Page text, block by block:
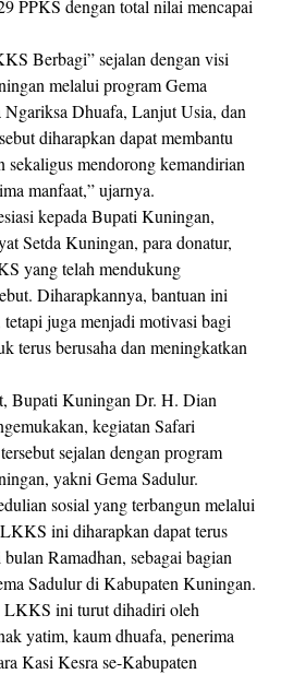
PPKS dengan total nilai mencapai
Berbagi” sejalan dengan visi
melalui program Gema
Ngariksa Dhuafa, Lanjut Usia, dan
diharapkan dapat membantu
sekaligus mendorong kemandirian
manfaat,” ujarnya.
kepada Bupati Kuningan,
Setda Kuningan, para donatur,
yang telah mendukung
Diharapkannya, bantuan ini
juga menjadi motivasi bagi
terus berusaha dan meningkatkan
Bupati Kuningan Dr. H. Dian
kegiatan Safari
sejalan dengan program
yakni Gema Sadulur.
sosial yang terbangun melalui
ini diharapkan dapat terus
Ramadhan, sebagai bagian
Sadulur di Kabupaten Kuningan.
LKKS ini turut dihadiri oleh
yatim, kaum dhuafa, penerima
Kasi Kesra se-Kabupaten